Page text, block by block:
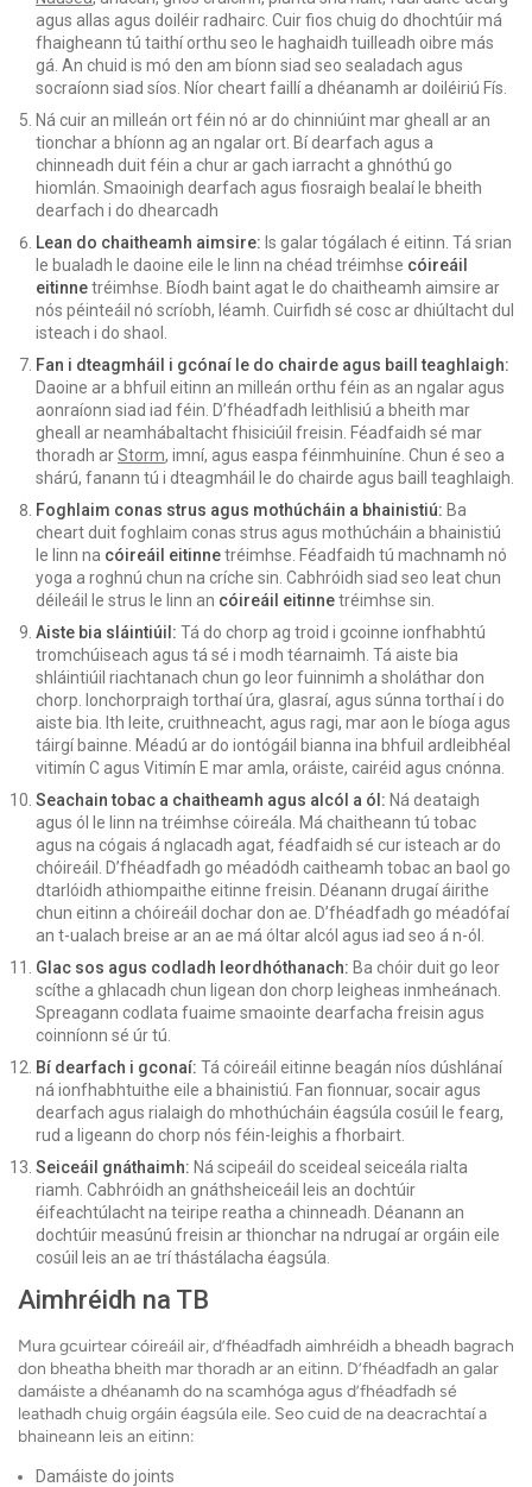
agus allas agus doiléir radhairc. Cuir fios chuig do dhochtúir má
fhaigheann tú taithí orthu seo le haghaidh tuilleadh oibre más
gá. An chuid is mó den am bíonn siad seo sealadach agus
socraíonn siad síos. Níor cheart faillí a dhéanamh ar doiléiriú Fís.
Ná cuir an milleán ort féin nó ar do chinniúint mar gheall ar an
tionchar a bhíonn ag an ngalar ort. Bí dearfach agus a
chinneadh duit féin a chur ar gach iarracht a ghnóthú go
hiomlán. Smaoinigh dearfach agus fiosraigh bealaí le bheith
dearfach i do dhearcadh
Lean do chaitheamh aimsire: Is galar tógálach é eitinn. Tá srian
le bualadh le daoine eile le linn na chéad tréimhse cóireáil
eitinnetréimhse. Bíodh baint agat le do chaitheamh aimsire ar
nós péinteáil nó scríobh, léamh. Cuirfidh sé cosc ​​​​ar dhiúltacht dul
isteach i do shaol.
Fan i dteagmháil i gcónaí le do chairde agus baill teaghlaigh:
Daoine ar a bhfuil eitinn an milleán orthu féin as an ngalar agus
aonraíonn siad iad féin. D’fhéadfadh leithlisiú a bheith mar
gheall ar neamhábaltacht fhisiciúil freisin. Féadfaidh sé mar
thoradh arStorm, imní, agus easpa féinmhuiníne. Chun é seo a
shárú, fanann tú i dteagmháil le do chairde agus baill teaghlaigh.
Foghlaim conas strus agus mothúcháin a bhainistiú: Ba
cheart duit foghlaim conas strus agus mothúcháin a bhainistiú
le linn na cóireáil eitinnetréimhse. Féadfaidh tú machnamh nó
yoga a roghnú chun na críche sin. Cabhróidh siad seo leat chun
déileáil le strus le linn an cóireáil eitinnetréimhse sin.
Aiste bia sláintiúil: Tá do chorp ag troid i gcoinne ionfhabhtú
tromchúiseach agus tá sé i modh téarnaimh. Tá aiste bia
shláintiúil riachtanach chun go leor fuinnimh a sholáthar don
chorp. Ionchorpraigh torthaí úra, glasraí, agus súnna torthaí i do
aiste bia. Ith leite, cruithneacht, agus ragi, mar aon le bíoga agus
táirgí bainne. Méadú ar do iontógáil bianna ina bhfuil ardleibhéal
vitimín C agus Vitimín E mar amla, oráiste, cairéid agus cnónna.
Seachain tobac a chaitheamh agus alcól a ól: Ná deataigh
agus ól le linn na tréimhse cóireála. Má chaitheann tú tobac
agus na cógais á nglacadh agat, féadfaidh sé cur isteach ar do
chóireáil. D’fhéadfadh go méadódh caitheamh tobac an baol go
dtarlóidh athiompaithe eitinne freisin. Déanann drugaí áirithe
chun eitinn a chóireáil dochar don ae. D’fhéadfadh go méadófaí
an t-ualach breise ar an ae má óltar alcól agus iad seo á n-ól.
Glac sos agus codladh leordhóthanach: Ba chóir duit go leor
scíthe a ghlacadh chun ligean don chorp leigheas inmheánach.
Spreagann codlata fuaime smaointe dearfacha freisin agus
coinníonn sé úr tú.
Bí dearfach i gconaí: Tá cóireáil eitinne beagán níos dúshlánaí
ná ionfhabhtuithe eile a bhainistiú. Fan fionnuar, socair agus
dearfach agus rialaigh do mhothúcháin éagsúla cosúil le fearg,
rud a ligeann do chorp nós féin-leighis a fhorbairt.
Seiceáil gnáthaimh: Ná scipeáil do sceideal seiceála rialta
riamh. Cabhróidh an gnáthsheiceáil leis an dochtúir
éifeachtúlacht na teiripe reatha a chinneadh. Déanann an
dochtúir measúnú freisin ar thionchar na ndrugaí ar orgáin eile
cosúil leis an ae trí thástálacha éagsúla.
Aimhréidh na TB
Mura gcuirtear cóireáil air, d’fhéadfadh aimhréidh a bheadh ​​bagrach
don bheatha bheith mar thoradh ar an eitinn. D’fhéadfadh an galar
damáiste a dhéanamh do na scamhóga agus d’fhéadfadh sé
leathadh chuig orgáin éagsúla eile. Seo cuid de na deacrachtaí a
bhaineann leis an eitinn:
Damáiste do joints